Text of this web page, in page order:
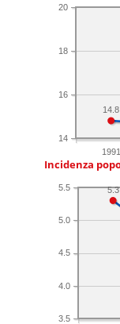
1991
14
16
18
20
14.8
Incidenza
3.5
4.0
4.5
5.0
5.5 5.3